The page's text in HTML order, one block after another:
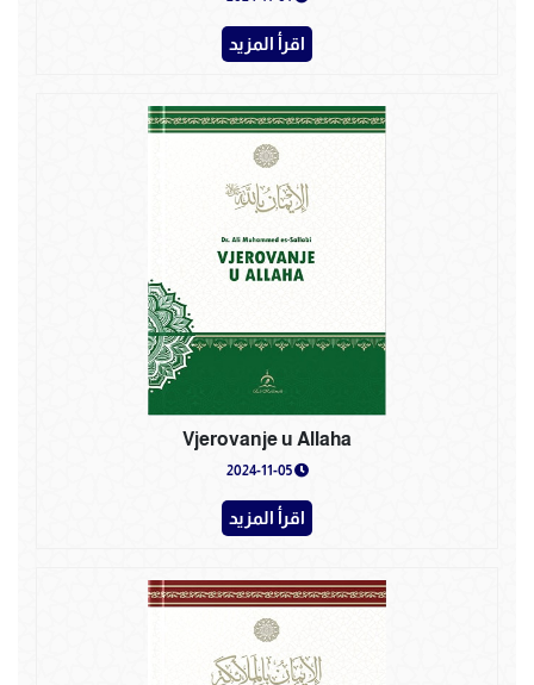
اقرأ المزيد
Vjerovanje u Allaha
2024-11-05
اقرأ المزيد